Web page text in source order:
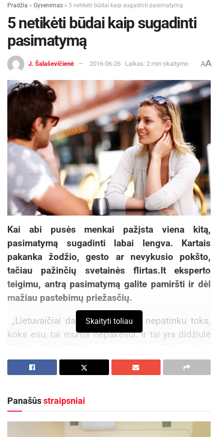
Pradžia » Gyvenimas » 5 netikėti būdai kaip sugadinti pasimatymą
5 netikėti būdai kaip sugadinti
pasimatymą
J. Šalaševičienė 2016-06-26 Laikas: 2 min skaitymo AA
Kai abi pusės menkai pažįsta viena kitą,
pasimatymą sugadinti labai lengva. Kartais
pakanka žodžio, gesto ar nevykusio pokšto,
tačiau pažinčių svetainės flirtas.lt eksperto
teigimu, antrą pasimatymą galite pamiršti ir dėl
mažiau pastebimų priežasčių.
„Lietuvaičiai dažnai kartoja: jei nepatinku toks,
koks esu, tai mums nepakeliui. Ir tai yra didžiulė
klaida, kai ieškai antros pusės. Apsimetinėti
niekada nereikia, bet visada verta pasistengti
save parodyti iš gerosios pusės. Ypač
kompanijoje yra priimtini, tačiau suprantami
flirtas.lt ekspertas Marius Petrauskas.
Skaityti toliau
Panašūsstraipsniai